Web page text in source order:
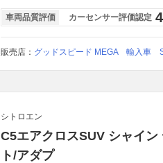
車両品質評価 カーセンサー評価認定
販売店： グッドスピード MEGA 輸入車
シトロエン
C5エアクロスSUV シャイ
ト/アダプ